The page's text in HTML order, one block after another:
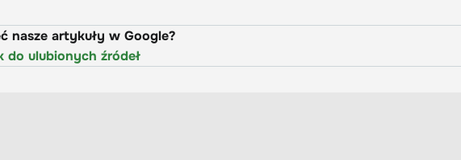
nasze artykuły w Google?
do ulubionych źródeł